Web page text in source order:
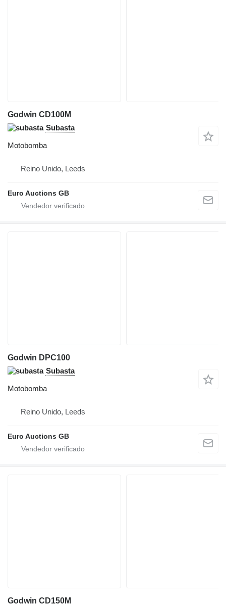
Godwin CD100M
Subasta
Motobomba
Reino Unido, Leeds
Euro Auctions GB
Godwin DPC100
Subasta
Motobomba
Reino Unido, Leeds
Euro Auctions GB
Godwin CD150M